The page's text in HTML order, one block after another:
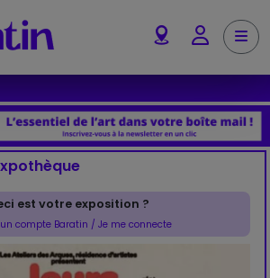
Account
est votre exposition ?
compte Baratin / Je me connecte